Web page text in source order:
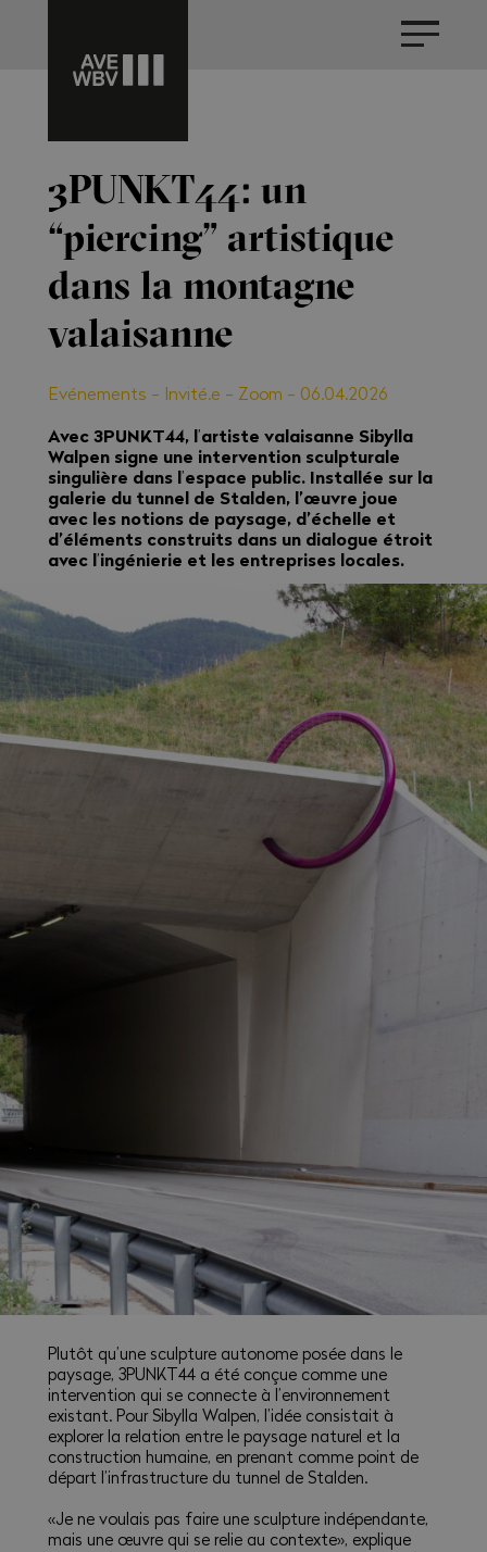
3PUNKT44: un
“piercing” artistique
dans la montagne
valaisanne
Evénements - Invité.e - Zoom - 06.04.2026
Avec 3PUNKT44, l’artiste valaisanne Sibylla
Walpen signe une intervention sculpturale
singulière dans l’espace public. Installée sur la
galerie du tunnel de Stalden, l’œuvre joue
avec les notions de paysage, d’échelle et
d’éléments construits dans un dialogue étroit
avec l’ingénierie et les entreprises locales.
Plutôt qu’une sculpture autonome posée dans le
paysage, 3PUNKT44 a été conçue comme une
intervention qui se connecte à l’environnement
existant. Pour Sibylla Walpen, l’idée consistait à
explorer la relation entre le paysage naturel et la
construction humaine, en prenant comme point de
départ l’infrastructure du tunnel de Stalden.
«Je ne voulais pas faire une sculpture indépendante,
mais une œuvre qui se relie au contexte», explique